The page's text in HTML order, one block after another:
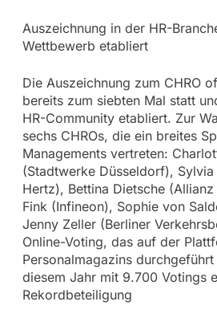
Auszeichnung in der HR-
Wettbewerb etabliert
Die Auszeichnung zum CHRO
bereits zum siebten Mal statt
HR-Community etabliert. Zur
sechs CHROs, die ein breites
Managements vertreten:
(Stadtwerke Düsseldorf),
Hertz), Bettina Dietsche
Fink (Infineon), Sophie von
Jenny Zeller (Berliner
Online-Voting, das auf der
Personalmagazins
diesem Jahr mit 9.700 Votings
Rekordbeteiligung